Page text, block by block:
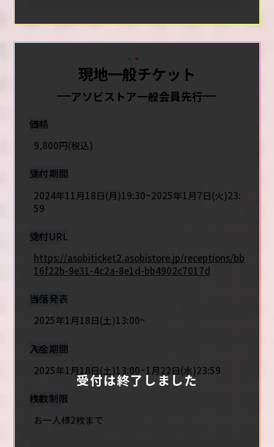
現地一般チケット
アソビストア一般会員先行
価格
9,800円(税込)
受付期間
2024年11月18日(月)19:30~2025年1月7日(火)23:
59
受付URL
https://asobiticket2.asobistore.jp/receptions/bb
16f22b-9e31-4c2a-8e1d-bb4902c7017d
当落発表
2025年1月18日(土)13:00~
入金期間
2025年1月18日(土)13:00~1月22日(水)23:59
枚数制限
お一人様2枚まで
受付は終了しました